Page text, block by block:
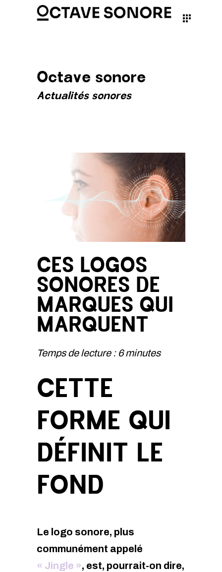
Octave sonore
Actualités sonores
CES LOGOS
SONORES DE
MARQUES QUI
MARQUENT
Temps de lecture : 6 minutes
CETTE
FORME QUI
DÉFINIT LE
FOND
Le logo sonore, plus
communément appelé
« Jingle », est, pourrait-on dire,